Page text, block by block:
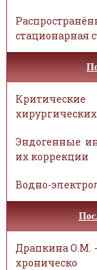
стационарная
Эндогенные
их коррекции
Водно-
Драпкина О.М.
хроническо